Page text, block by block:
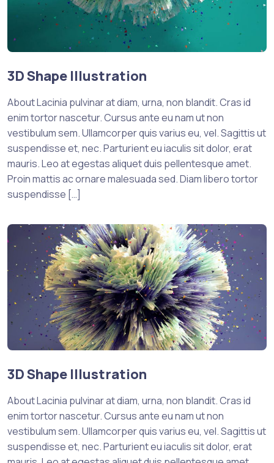
3D Shape Illustration
About Lacinia pulvinar at diam, urna, non blandit. Cras id
enim tortor nascetur. Cursus ante eu nam ut non
vestibulum sem. Ullamcorper quis varius eu, vel. Sagittis ut
suspendisse et, nec. Parturient eu iaculis sit dolor, erat
mauris. Leo at egestas aliquet duis pellentesque amet.
Proin mattis ac ornare malesuada sed. Diam libero tortor
suspendisse […]
3D Shape Illustration
About Lacinia pulvinar at diam, urna, non blandit. Cras id
enim tortor nascetur. Cursus ante eu nam ut non
vestibulum sem. Ullamcorper quis varius eu, vel. Sagittis ut
suspendisse et, nec. Parturient eu iaculis sit dolor, erat